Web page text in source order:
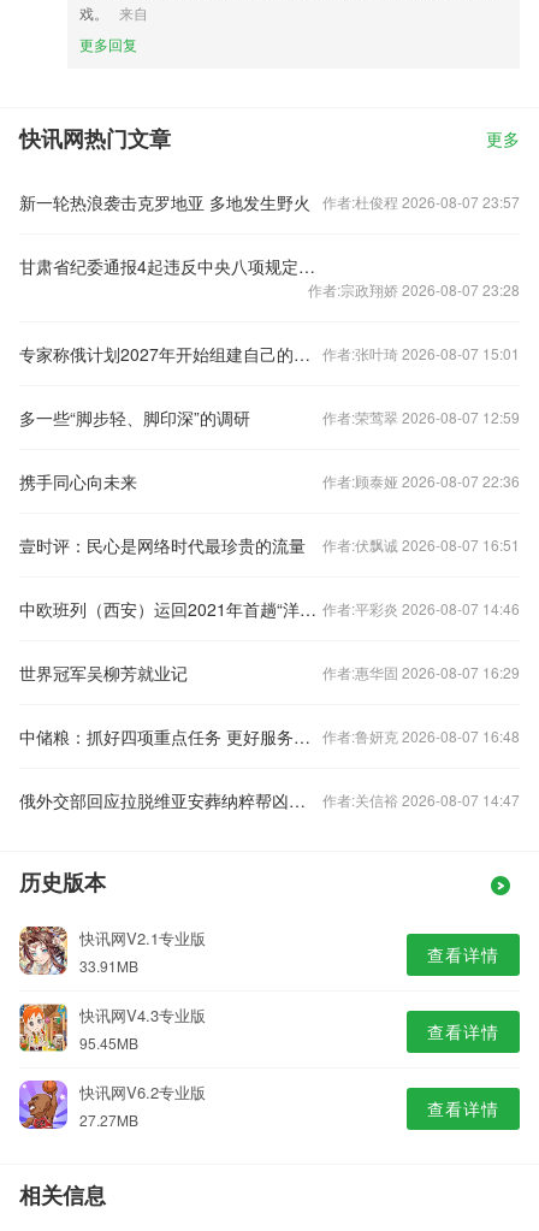
戏。
来自
更多回复
快讯网热门文章 更多
新一轮热浪袭击克罗地亚 多地发生野火 作者:杜俊程 2026-08-07 23:57
甘肃省纪委通报4起违反中央八项规定精神典型问题
作者:宗政翔娇 2026-08-07 23:28
专家称俄计划2027年开始组建自己的空间站 作者:张叶琦 2026-08-07 15:01
多一些“脚步轻、脚印深”的调研 作者:荣莺翠 2026-08-07 12:59
携手同心向未来 作者:顾泰娅 2026-08-07 22:36
壹时评：民心是网络时代最珍贵的流量 作者:伏飘诚 2026-08-07 16:51
中欧班列（西安）运回2021年首趟“洋年货” 作者:平彩炎 2026-08-07 14:46
世界冠军吴柳芳就业记 作者:惠华固 2026-08-07 16:29
中储粮：抓好四项重点任务 更好服务保障国家粮食安全 作者:鲁妍克 2026-08-07 16:48
俄外交部回应拉脱维亚安葬纳粹帮凶：刽子手永远不会成为英雄 作者:关信裕 2026-08-07 14:47
历史版本
快讯网V2.1专业版
33.91MB 查看详情
快讯网V4.3专业版
95.45MB 查看详情
快讯网V6.2专业版
27.27MB 查看详情
相关信息